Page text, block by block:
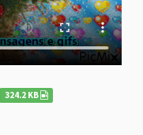
324.2 KB